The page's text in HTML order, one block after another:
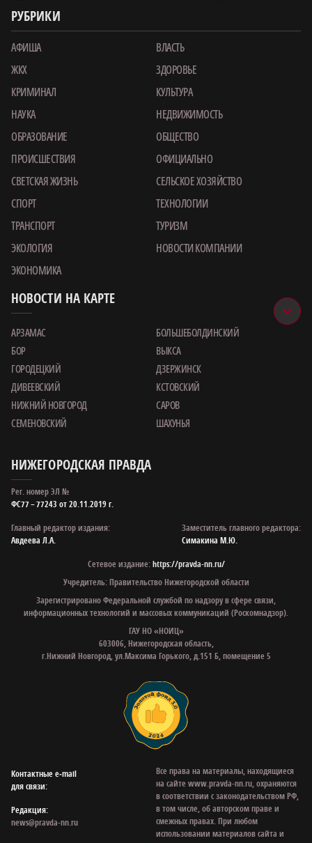
РУБРИКИ
АФИША
ВЛАСТЬ
ЖКХ
ЗДОРОВЬЕ
КРИМИНАЛ
КУЛЬТУРА
НАУКА
НЕДВИЖИМОСТЬ
ОБРАЗОВАНИЕ
ОБЩЕСТВО
ПРОИСШЕСТВИЯ
ОФИЦИАЛЬНО
СВЕТСКАЯ ЖИЗНЬ
СЕЛЬСКОЕ ХОЗЯЙСТВО
СПОРТ
ТЕХНОЛОГИИ
ТРАНСПОРТ
ТУРИЗМ
ЭКОЛОГИЯ
НОВОСТИ КОМПАНИИ
ЭКОНОМИКА
НОВОСТИ НА КАРТЕ
АРЗАМАС
БОЛЬШЕБОЛДИНСКИЙ
БОР
ВЫКСА
ГОРОДЕЦКИЙ
ДЗЕРЖИНСК
ДИВЕЕВСКИЙ
КСТОВСКИЙ
НИЖНИЙ НОВГОРОД
САРОВ
СЕМЕНОВСКИЙ
ШАХУНЬЯ
НИЖЕГОРОДСКАЯ ПРАВДА
Рег. номер ЭЛ №
ФС77 – 77243 от 20.11.2019 г.
Главный редактор издания:
Авдеева Л.А.
Заместитель главного редактора:
Симакина М.Ю.
Сетевое издание:https://pravda-nn.ru/
Учредитель: Правительство Нижегородской области
Зарегистрировано Федеральной службой по надзору в сфере связи,
информационных технологий и массовых коммуникаций (Роскомнадзор).
ГАУ НО «НОИЦ»
603006, Нижегородская область,
г.Нижний Новгород, ул.Максима Горького, д.151 Б, помещение 5
Контактные e‑mail
для связи:
Редакция:
news@pravda-nn.ru
Все права на материалы, находящиеся
на сайте www.pravda-nn.ru, охраняются
в соответствии с законодательством РФ,
в том числе, об авторском праве и
смежных правах. При любом
использовании материалов сайта и